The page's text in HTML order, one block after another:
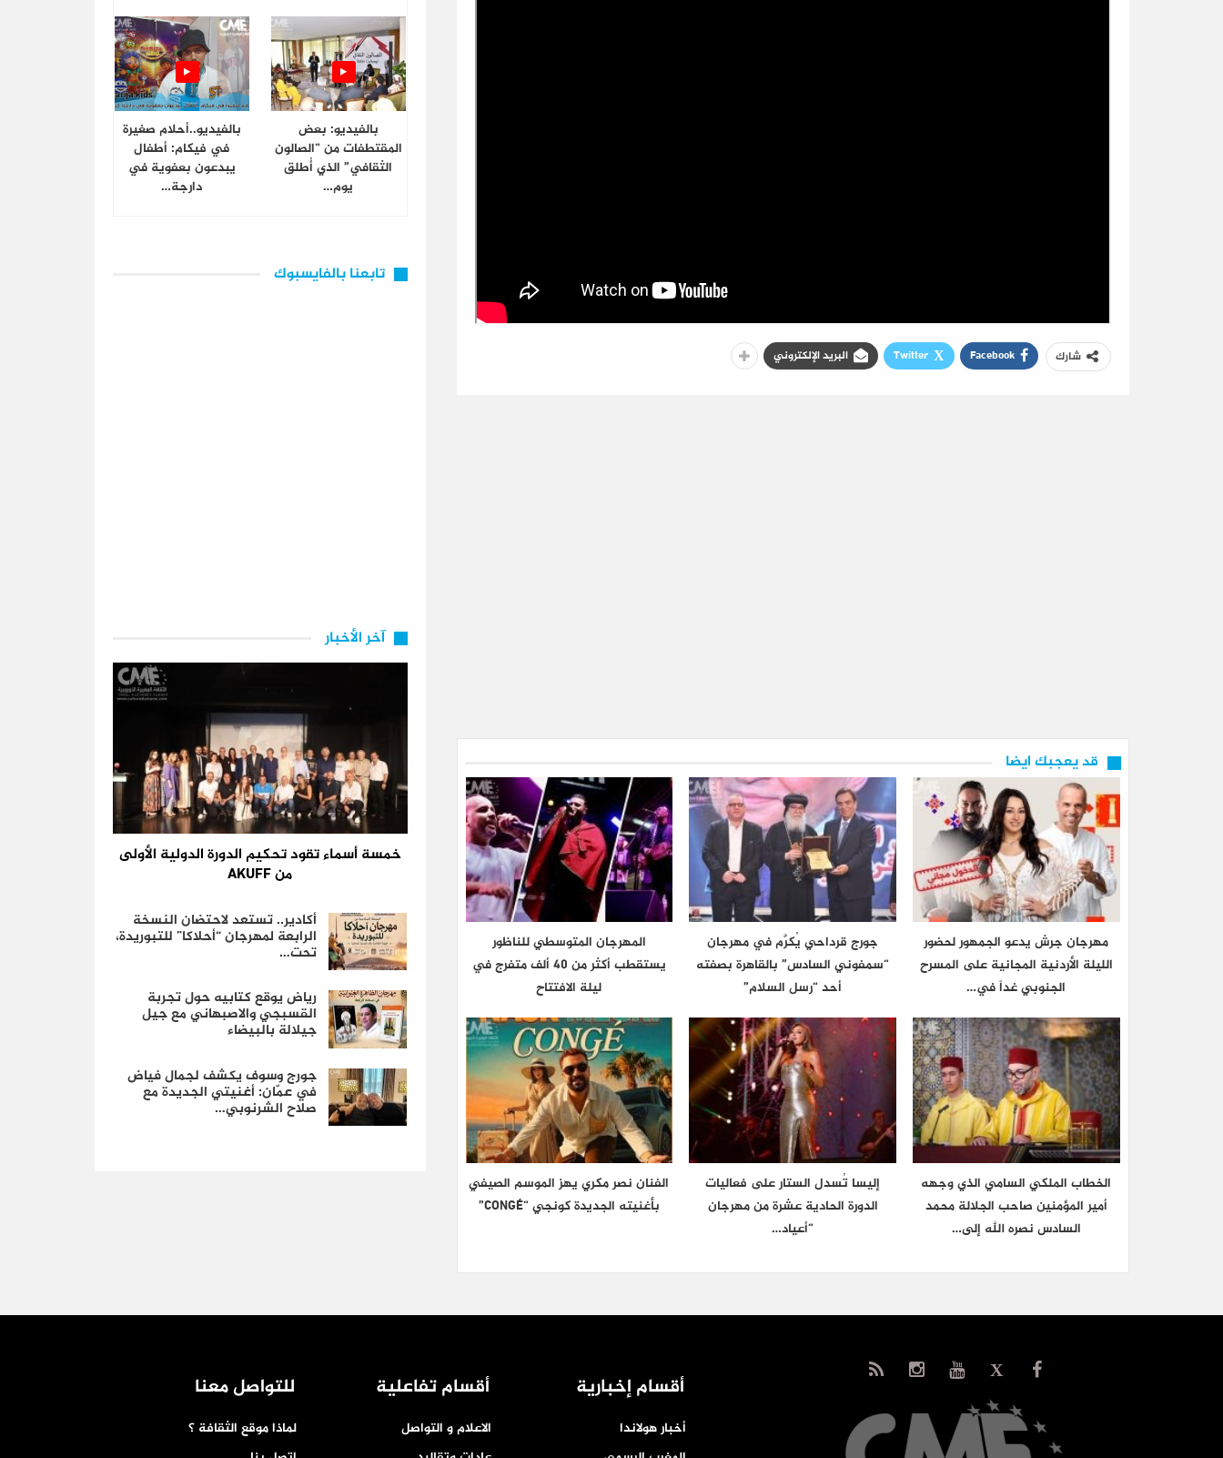
شارك Facebook
Twitter البريد الإلكتروني
قد يعجبك ايضا
مهرجان جرش يدعو الجمهور لحضور
الليلة الأردنية المجانية على المسرح
الجنوبي غداً في…
جورج قرداحي يُكرَّم في مهرجان
“سمفوني السادس” بالقاهرة بصفته
أحد “رسل السلام”
المهرجان المتوسطي للناظور
يستقطب أكثر من 40 ألف متفرج في
ليلة الافتتاح
الخطاب الملكي السامي الذي وجهه
أمير المؤمنين صاحب الجلالة محمد
السادس نصره الله إلى…
إليسا تُسدل الستار على فعاليات
الدورة الحادية عشرة من مهرجان
“أعياد…
الفنان نصر مكري يهز الموسم الصيفي
بأغنيته الجديدة كونجي “CONGÉ”
بالفيديو: بعض
المقتطفات من “الصالون
الثقافي” الذي أُطلق
يوم…
بالفيديو..أحلام صغيرة
في فيكام: أطفال
يبدعون بعفوية في
دارجة…
تابعنا بالفايسبوك
آخر الأخبار
خمسة أسماء تقود تحكيم الدورة الدولية الأولى
من AKUFF
أكادير.. تستعد لاحتضان النسخة
الرابعة لمهرجان “أحلاكا” للتبوريدة،
تحت…
رياض يوقع كتابيه حول تجربة
القسبجي والاصبهاني مع جيل
جيلالة بالبيضاء
جورج وسوف يكشف لجمال فياض
في عمّان: أغنيتي الجديدة مع
صلاح الشرنوبي…
أقسام إخبارية
أخبار هولاندا
أقسام تفاعلية
الاعلام و التواصل
للتواصل معنا
لماذا موقع الثقافة ؟